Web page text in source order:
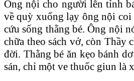
Ông nội cho người lên tỉnh
về quỳ xuống lạy ông nội
cứu sống thằng bé. Ông nội
chữa theo sách vở, còn Thầy
đời. Thằng bé ăn kẹo bánh
sán, chỉ một ve thuốc giun là